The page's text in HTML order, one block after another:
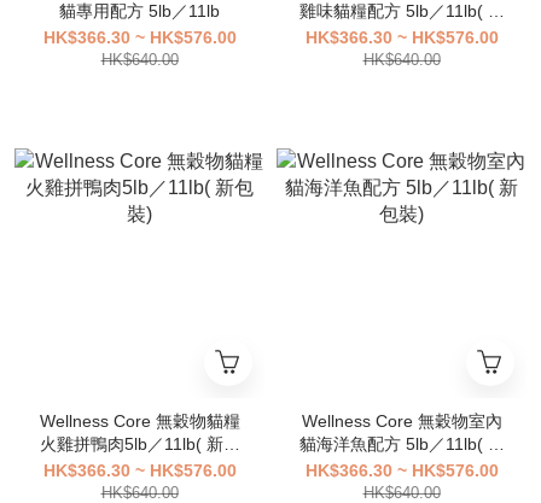
貓專用配方 5lb／11lb
HK$366.30 ~ HK$576.00
HK$640.00
雞味貓糧配方 5lb／11lb( 新
包裝)
HK$366.30 ~ HK$576.00
HK$640.00
Wellness Core 無穀物貓糧
火雞拼鴨肉5lb／11lb( 新包
裝)
HK$366.30 ~ HK$576.00
HK$640.00
Wellness Core 無穀物室內
貓海洋魚配方 5lb／11lb( 新
包裝)
HK$366.30 ~ HK$576.00
HK$640.00